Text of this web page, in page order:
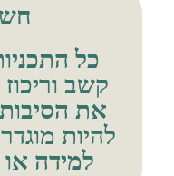
כל
קשב
את
להיות
למידה